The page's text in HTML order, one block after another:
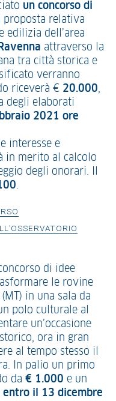
un concorso di
proposta relativa
edilizia dell’area
attraverso la
tra città storica e
verranno
riceverà € 20.000,
degli elaborati
2021 ore
interesse e
in merito al calcolo
degli onorari. Il
.
di idee
le rovine
in una sala da
polo culturale al
un’occasione
ora in gran
al tempo stesso il
In palio un primo
da € 1.000 e un
entro il 13 dicembre